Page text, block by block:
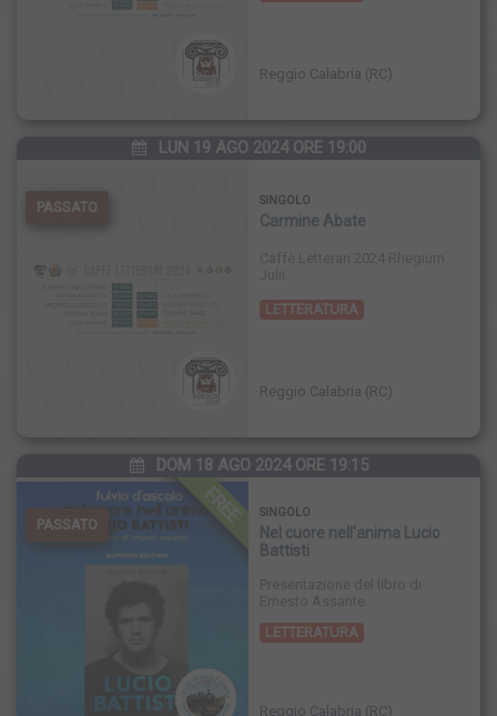
Reggio Calabria (RC)
LUN 19 AGO 2024 ORE 19:00
PASSATO SINGOLO
Carmine Abate
LETTERATURA
Reggio Calabria (RC)
DOM 18 AGO 2024 ORE 19:15
FREE
PASSATO
SINGOLO
Nel cuore nell'anima Lucio
Battisti
LETTERATURA
Reggio Calabria (RC)